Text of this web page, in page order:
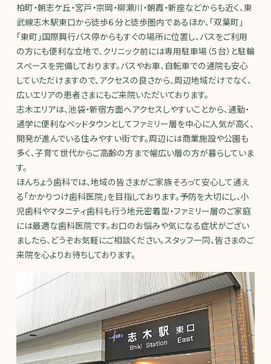
柏町・朝志ケ丘・宮戸・宗岡・柳瀬川・朝霞・新座などからも近く、東
武線志木駅東口から徒歩６分と徒歩圏内であるほか、「双葉町」
「東町」国際興行バス停からもすぐの場所に位置し、バスをご利用
の方にも便利な立地で、クリニック前には専用駐車場（５台）と駐輪
スペースを完備しております。バスやお車、自転車での通院も安心
していただけますので、アクセスの良さから、周辺地域だけでなく、
広いエリアの患者さまにもご来院いただいております。
志木エリアは、池袋・新宿方面へアクセスしやすいことから、通勤・
通学に便利なベッドタウンとしてファミリー層を中心に人気が高く、
開発が進んでいる住みやすい街です。周辺には商業施設や公園も
多く、子育て世代からご高齢の方まで幅広い層の方が暮らしていま
す。
ほんちょう歯科では、地域の皆さまがご家族そろって安心して通え
る「かかりつけ歯科医院」を目指しております。予防を大切にし、小
児歯科やマタニティ歯科も行う地元密着型・ファミリー層のご家庭
には最適な歯科医院です。お口のお悩みや気になる症状がござい
ましたら、どうぞお気軽にご相談ください。スタッフ一同、皆さまのご
来院を心よりお待ちしております。